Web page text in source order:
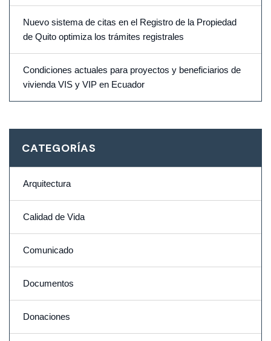
Nuevo sistema de citas en el Registro de la Propiedad
de Quito optimiza los trámites registrales
Condiciones actuales para proyectos y beneficiarios de
vivienda VIS y VIP en Ecuador
CATEGORÍAS
Arquitectura
Calidad de Vida
Comunicado
Documentos
Donaciones